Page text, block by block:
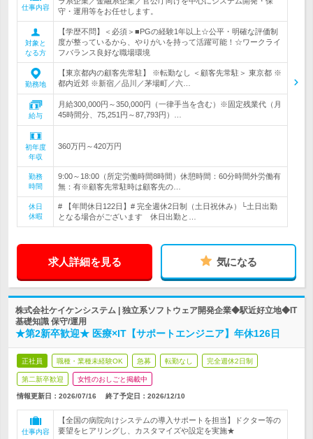
仕事内容
守・運用等をお任せします。
対象と
なる方
【学歴不問】＜必須＞■PGの経験1年以上☆公平・明確な評価制
度が整っているから、やりがいを持って活躍可能！☆ワークライ
フバランス良好な職場環境
勤務地
【東京都内の顧客先常駐】 ※転勤なし ＜顧客先常駐＞ 東京都 ※
都内近郊 ※新宿／品川／茅場町／六…
給与
月給300,000円～350,000円（一律手当を含む）※固定残業代（月
45時間分、75,251円～87,793円）…
初年度
年収
360万円～420万円
勤務
時間
9:00～18:00（所定労働時間8時間）休憩時間：60分時間外労働有
無：有※顧客先常駐時は顧客先の…
休日
休暇
# 【年間休日122日】# 完全週休2日制（土日祝休み）└土日出勤
となる場合がございます 休日出勤と…
求人詳細を見る 気になる
株式会社ケイケンシステム | 独立系ソフトウェア開発企業◆駅近好立地◆IT
基礎知識 保守/運用
★第2新卒歓迎★ 医療×IT【サポートエンジニア】年休126日
正社員 職種・業種未経験OK 急募 転勤なし 完全週休2日制
第二新卒歓迎 女性のおしごと掲載中
情報更新日：2026/07/16 終了予定日： 2026/12/10
仕事内容
【全国の病院向けシステムの導入サポートを担当】ドクター等の
要望をヒアリングし、カスタマイズや設定を実施★